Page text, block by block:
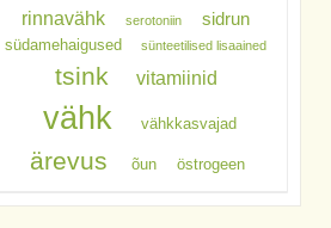
rinnavähk serotoniin sidrun
südamehaigused sünteetilised lisaained
tsink vitamiinid
vähk vähkkasvajad
ärevus õun östrogeen